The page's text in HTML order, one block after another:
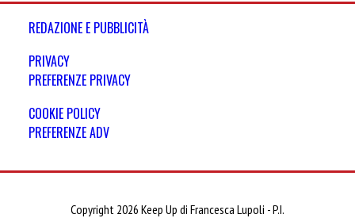
REDAZIONE E PUBBLICITÀ
PRIVACY
PREFERENZE PRIVACY
COOKIE POLICY
PREFERENZE ADV
Copyright 2026 Keep Up di Francesca Lupoli - P.I.